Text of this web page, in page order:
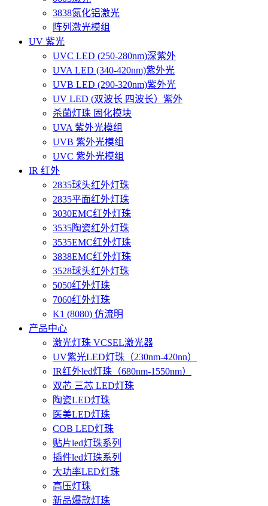
3838氮化铝激光
阵列激光模组
UV 紫光
UVC LED (250-280nm)深紫外
UVA LED (340-420nm)紫外光
UVB LED (290-320nm)紫外光
UV LED (双波长 四波长）紫外
杀菌灯珠 固化模块
UVA 紫外光模组
UVB 紫外光模组
UVC 紫外光模组
IR 红外
2835球头红外灯珠
2835平面红外灯珠
3030EMC红外灯珠
3535陶瓷红外灯珠
3535EMC红外灯珠
3838EMC红外灯珠
3528球头红外灯珠
5050红外灯珠
7060红外灯珠
K1 (8080) 仿流明
产品中心
激光灯珠 VCSEL激光器
UV紫光LED灯珠（230nm-420nn）
IR红外led灯珠（680nm-1550nm）
双芯 三芯 LED灯珠
陶瓷LED灯珠
医美LED灯珠
COB LED灯珠
贴片led灯珠系列
插件led灯珠系列
大功率LED灯珠
高压灯珠
新品爆款灯珠